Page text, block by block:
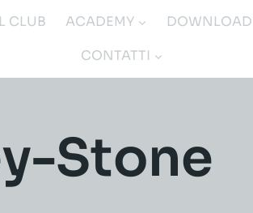
CLUB ACADEMY DOWNLOAD
CONTATTI
Stone